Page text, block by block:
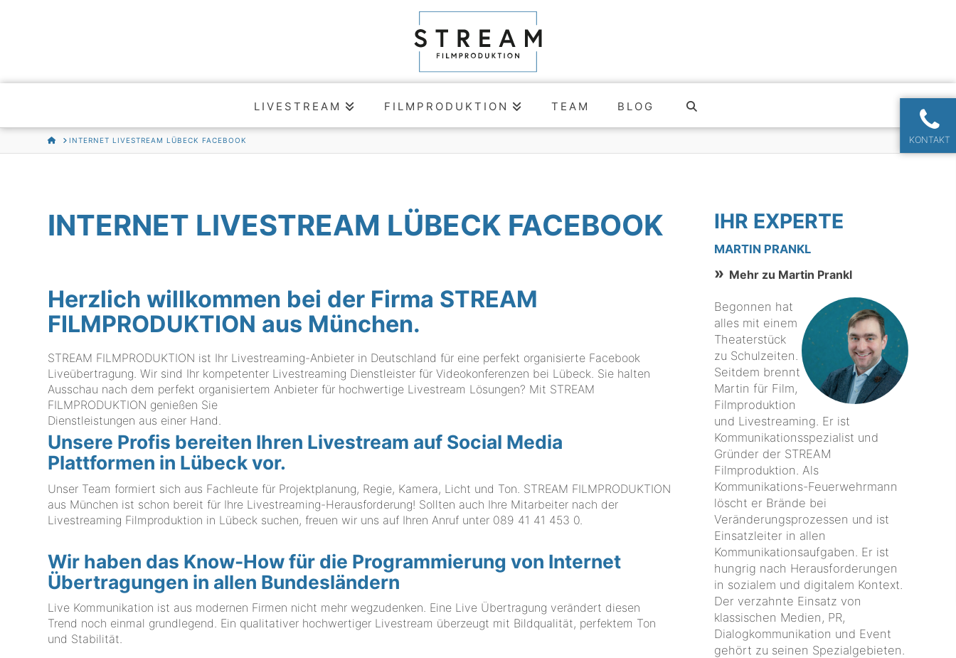
LIVESTREAM FILMPRODUKTION TEAM BLOG
HOMEINTERNET LIVESTREAM LÜBECK FACEBOOK KONTAKT
INTERNET LIVESTREAM LÜBECK FACEBOOK
Herzlich willkommen bei der Firma STREAM
FILMPRODUKTION aus München.
STREAM FILMPRODUKTION ist Ihr Livestreaming-Anbieter in Deutschland für eine perfekt organisierte Facebook
Liveübertragung. Wir sind Ihr kompetenter Livestreaming Dienstleister für Videokonferenzen bei Lübeck. Sie halten
Ausschau nach dem perfekt organisiertem Anbieter für hochwertige Livestream Lösungen? Mit STREAM
FILMPRODUKTION genießen Sie
Dienstleistungen aus einer Hand.
Unsere Profis bereiten Ihren Livestream auf Social Media
Plattformen in Lübeck vor.
Unser Team formiert sich aus Fachleute für Projektplanung, Regie, Kamera, Licht und Ton. STREAM FILMPRODUKTION
aus München ist schon bereit für Ihre Livestreaming-Herausforderung! Sollten auch Ihre Mitarbeiter nach der
Livestreaming Filmproduktion in Lübeck suchen, freuen wir uns auf Ihren Anruf unter 089 41 41 453 0
Wir haben das Know-How für die Programmierung von Internet
Übertragungen in allen Bundesländern
Live Kommunikation ist aus modernen Firmen nicht mehr wegzudenken. Eine Live Übertragung verändert diesen
Trend noch einmal grundlegend. Ein qualitativer hochwertiger Livestream überzeugt mit Bildqualität, perfektem Ton
und Stabilität.
IHR EXPERTE
MARTIN PRANKL
Mehr zu Martin Prankl
Begonnen hat
alles mit einem
Theaterstück
zu Schulzeiten.
Seitdem brennt
Martin für Film,
Filmproduktion
und Livestreaming. Er ist
Kommunikationsspezialist und
Gründer der STREAM
Filmproduktion. Als
Kommunikations-Feuerwehrmann
löscht er Brände bei
Veränderungsprozessen und ist
Einsatzleiter in allen
Kommunikationsaufgaben. Er ist
hungrig nach Herausforderungen
in sozialem und digitalem Kontext.
Der verzahnte Einsatz von
klassischen Medien, PR,
Dialogkommunikation und Event
gehört zu seinen Spezialgebieten.